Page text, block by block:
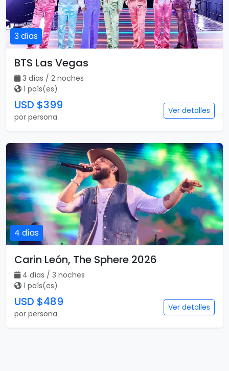
3 días
BTS Las Vegas
3 días / 2 noches
1 país(es)
USD $399
por persona
Ver detalles
4 días
Carin León, The Sphere 2026
4 días / 3 noches
1 país(es)
USD $489
por persona
Ver detalles